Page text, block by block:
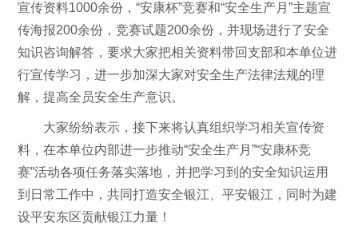
宣传资料1000余份，“安康杯”竞赛和“安全生产月”主题宣
传海报200余份，竞赛试题200余份，并现场进行了安全
知识咨询解答，要求大家把相关资料带回支部和本单位进
行宣传学习，进一步加深大家对安全生产法律法规的理
解，提高全员安全生产意识。
大家纷纷表示，接下来将认真组织学习相关宣传资
料，在本单位内部进一步推动“安全生产月”“安康杯竞
赛”活动各项任务落实落地，并把学习到的安全知识运用
到日常工作中，共同打造安全银江、平安银江，同时为建
设平安东区贡献银江力量！